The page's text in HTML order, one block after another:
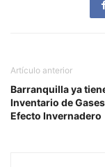
Artículo anterior
Barranquilla ya
Inventario de
Efecto Invernadero